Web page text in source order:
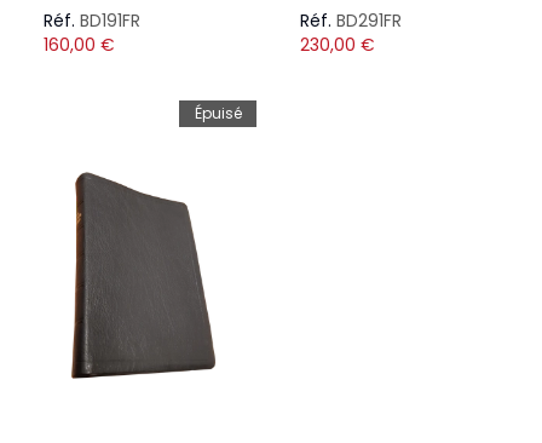
Réf. BD191FR
160,00 €
Réf. BD291FR
230,00 €
Épuisé